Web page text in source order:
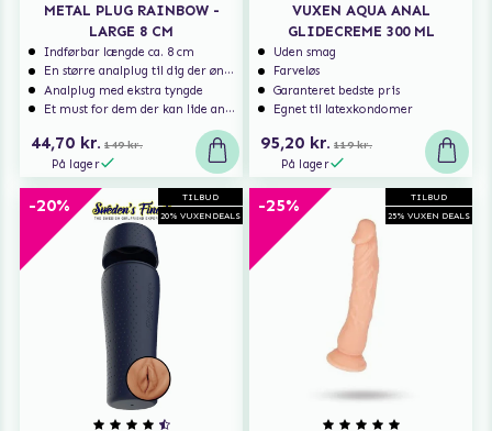
METAL PLUG RAINBOW -
LARGE 8 CM
Indførbar længde ca. 8 cm
En større analplug til dig der ønsker at blive fyldt
Analplug med ekstra tyngde
Et must for dem der kan lide analsex og analt sexlegetøj
44,70 kr. 149 kr.
På lager
VUXEN AQUA ANAL
GLIDECREME 300 ML
Uden smag
Farveløs
Garanteret bedste pris
Egnet til latexkondomer
95,20 kr. 119 kr.
På lager
TILBUD
20% VUXENDEALS
-20%
TILBUD
25% VUXEN DEALS
-25%